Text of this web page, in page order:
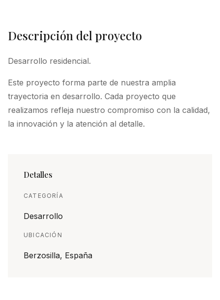
Descripción del proyecto
Desarrollo residencial.
Este proyecto forma parte de nuestra amplia
trayectoria en desarrollo. Cada proyecto que
realizamos refleja nuestro compromiso con la calidad,
la innovación y la atención al detalle.
Detalles
CATEGORÍA
Desarrollo
UBICACIÓN
Berzosilla, España